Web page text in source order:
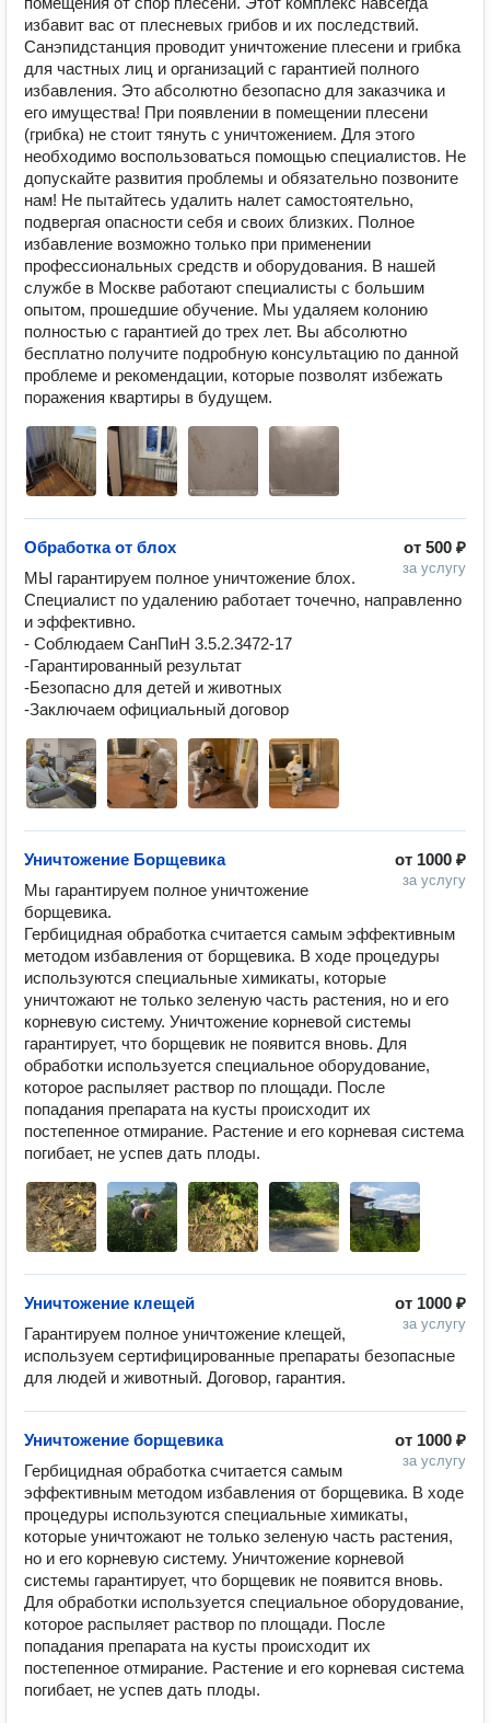
избавит вас от плесневых грибов и их последствий.
Санэпидстанция проводит уничтожение плесени и грибка
для частных лиц и организаций с гарантией полного
избавления. Это абсолютно безопасно для заказчика и
его имущества! При появлении в помещении плесени
(грибка) не стоит тянуть с уничтожением. Для этого
необходимо воспользоваться помощью специалистов. Не
допускайте развития проблемы и обязательно позвоните
нам! Не пытайтесь удалить налет самостоятельно,
подвергая опасности себя и своих близких. Полное
избавление возможно только при применении
профессиональных средств и оборудования. В нашей
службе в Москве работают специалисты с большим
опытом, прошедшие обучение. Мы удаляем колонию
полностью с гарантией до трех лет. Вы абсолютно
бесплатно получите подробную консультацию по данной
проблеме и рекомендации, которые позволят избежать
от 500 ₽
за услугу
Обработка от блох
МЫ гарантируем полное уничтожение блох.
Специалист по удалению работает точечно, направленно
и эффективно.
- Соблюдаем СанПиН 3.5.2.3472-17
-Гарантированный результат
-Безопасно для детей и животных
-Заключаем официальный договор
от 1000 ₽
за услугу
Уничтожение Борщевика
Мы гарантируем полное уничтожение
борщевика.
Гербицидная обработка считается самым эффективным
методом избавления от борщевика. В ходе процедуры
используются специальные химикаты, которые
уничтожают не только зеленую часть растения, но и его
корневую систему. Уничтожение корневой системы
гарантирует, что борщевик не появится вновь. Для
обработки используется специальное оборудование,
которое распыляет раствор по площади. После
попадания препарата на кусты происходит их
постепенное отмирание. Растение и его корневая система
погибает, не успев дать плоды.
от 1000 ₽
за услугу
Уничтожение клещей
Гарантируем полное уничтожение клещей,
используем сертифицированные препараты безопасные
для людей и животный. Договор, гарантия.
от 1000 ₽
за услугу
Уничтожение борщевика
Гербицидная обработка считается самым
эффективным методом избавления от борщевика. В ходе
процедуры используются специальные химикаты,
которые уничтожают не только зеленую часть растения,
но и его корневую систему. Уничтожение корневой
системы гарантирует, что борщевик не появится вновь.
Для обработки используется специальное оборудование,
которое распыляет раствор по площади. После
попадания препарата на кусты происходит их
постепенное отмирание. Растение и его корневая система
погибает, не успев дать плоды.